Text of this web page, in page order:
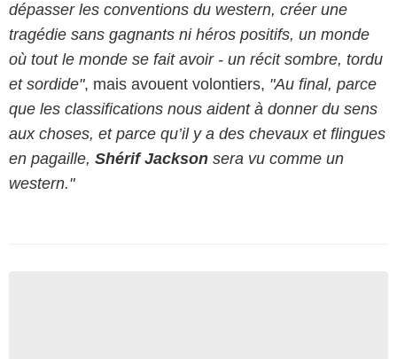
dépasser les conventions du western, créer une
tragédie sans gagnants ni héros positifs, un monde
où tout le monde se fait avoir - un récit sombre, tordu
et sordide", mais avouent volontiers, "Au final, parce
que les classifications nous aident à donner du sens
aux choses, et parce qu’il y a des chevaux et flingues
en pagaille, Shérif Jackson sera vu comme un
western."